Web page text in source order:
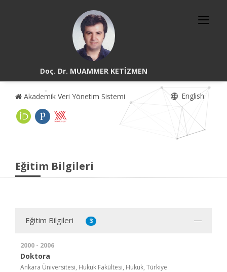
Doç. Dr. MUAMMER KETİZMEN
Akademik Veri Yönetim Sistemi English
Eğitim Bilgileri
Eğitim Bilgileri 3
2000 - 2006
Doktora
Ankara Üniversitesi, Hukuk Fakültesi, Hukuk, Türkiye